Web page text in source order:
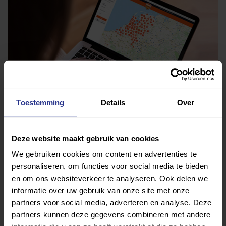
Toestemming Details Over
Deze website maakt gebruik van cookies
We gebruiken cookies om content en advertenties te
personaliseren, om functies voor social media te bieden
en om ons websiteverkeer te analyseren. Ook delen we
informatie over uw gebruik van onze site met onze
partners voor social media, adverteren en analyse. Deze
partners kunnen deze gegevens combineren met andere
Vind jouw sport
Van atletiek tot zwemmen: met onze Sportzoeker
vind je gemakkelijk jouw favoriete sport of activiteit.
Met meer dan 4250 sportclubs is er altijd een sport
die bij je past.